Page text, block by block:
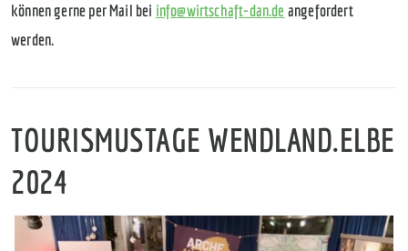
können gerne per Mail bei info@wirtschaft-dan.deangefordert
werden.
TOURISMUSTAGE WENDLAND.ELBE
2024